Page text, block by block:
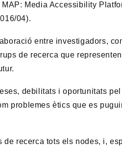
Media Accessibility
04).
entre investigadors,
de recerca que
debilitats i oportunitats
problemes ètics que es
de recerca tots els nodes, i,